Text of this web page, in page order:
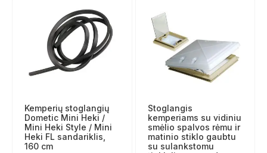
Kemperių stoglangių
Dometic Mini Heki /
Mini Heki Style / Mini
Heki FL sandariklis,
160 cm
Stoglangis
kemperiams su vidiniu
smėlio spalvos rėmu ir
matinio stiklo gaubtu
su sulankstomu